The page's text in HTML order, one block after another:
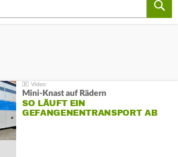
Mini-Knast auf Rädern
SO LÄUFT EIN
GEFANGENENTRANSPORT AB